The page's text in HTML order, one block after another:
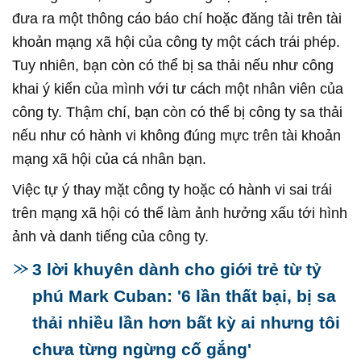
đưa ra một thông cáo báo chí hoặc đăng tải trên tài
khoản mạng xã hội của công ty một cách trái phép.
Tuy nhiên, bạn còn có thể bị sa thải nếu như công
khai ý kiến của mình với tư cách một nhân viên của
công ty. Thậm chí, bạn còn có thể bị công ty sa thải
nếu như có hành vi không đúng mực trên tài khoản
mạng xã hội của cá nhân bạn.
Việc tự ý thay mặt công ty hoặc có hành vi sai trái
trên mạng xã hội có thể làm ảnh hưởng xấu tới hình
ảnh và danh tiếng của công ty.
3 lời khuyên dành cho giới trẻ từ tỷ
phú Mark Cuban: '6 lần thất bại, bị sa
thải nhiều lần hơn bất kỳ ai nhưng tôi
chưa từng ngừng cố gắng'